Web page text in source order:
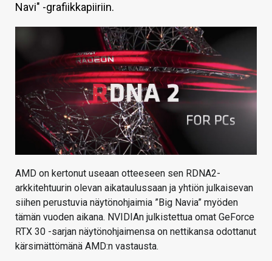
VAIHDA TEEMA
HAKU
Navi" -grafiikkapiiriin.
AMD on kertonut useaan otteeseen sen RDNA2-
arkkitehtuurin olevan aikataulussaan ja yhtiön julkaisevan
siihen perustuvia näytönohjaimia ”Big Navia” myöden
tämän vuoden aikana. NVIDIAn julkistettua omat GeForce
RTX 30 -sarjan näytönohjaimensa on nettikansa odottanut
kärsimättömänä AMD:n vastausta.